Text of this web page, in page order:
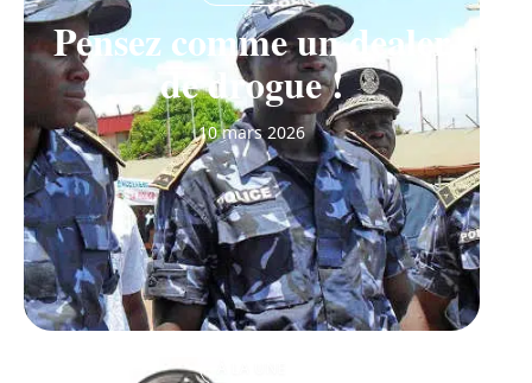
Pensez comme un dealer
de drogue !
10 mars 2026